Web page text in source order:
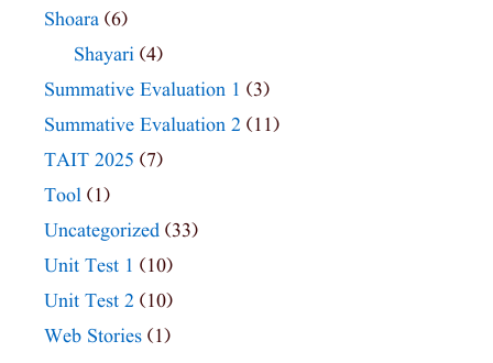
Shoara (6)
Shayari (4)
Summative Evaluation 1 (3)
Summative Evaluation 2 (11)
TAIT 2025 (7)
Tool (1)
Uncategorized (33)
Unit Test 1 (10)
Unit Test 2 (10)
Web Stories (1)